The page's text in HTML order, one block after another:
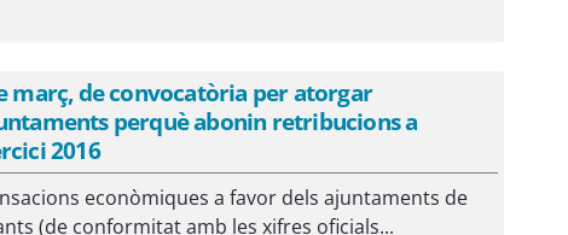
març, de convocatòria per atorgar
perquè abonin retribucions a
2016
econòmiques a favor dels ajuntaments de
(de conformitat amb les xifres oficials...